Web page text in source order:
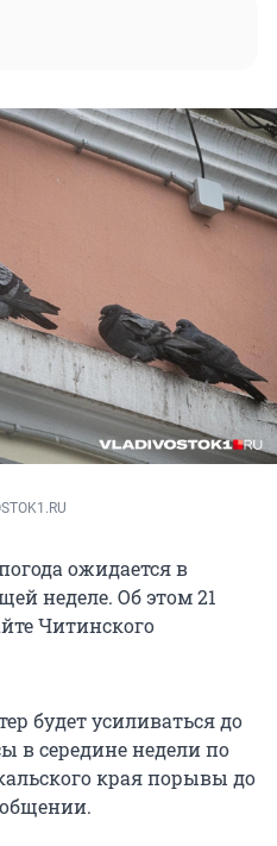
ожидается в
неделе. Об этом 21
Читинского
будет усиливаться до
в середине недели по
края порывы до